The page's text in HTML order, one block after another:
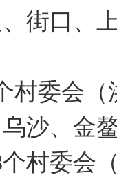
街口、
会（
沙、金
委会（